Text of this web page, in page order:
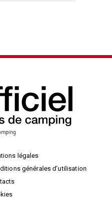
légales
générales d’utilisation